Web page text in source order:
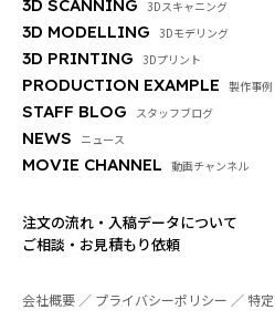
3D SCANNING 3Dスキャニング
3D MODELLING 3Dモデリング
3D PRINTING 3Dプリント
PRODUCTION EXAMPLE 製作事例
STAFF BLOG スタッフブログ
NEWS ニュース
MOVIE CHANNEL 動画チャンネル
注文の流れ・入稿データについて
ご相談・お見積もり依頼
会社概要 プライバシーポリシー 特